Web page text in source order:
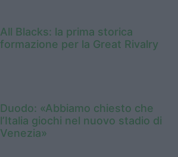
All Blacks: la prima storica
formazione per la Great Rivalry
Duodo: «Abbiamo chiesto che
l’Italia giochi nel nuovo stadio di
Venezia»